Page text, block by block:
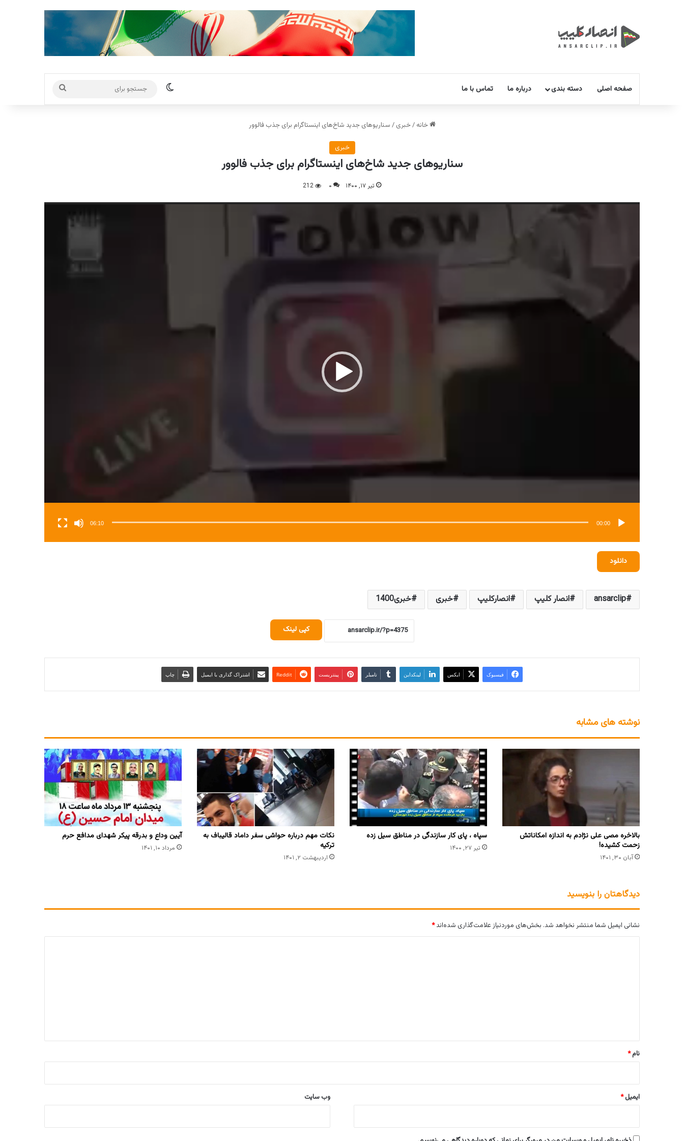
صفحه اصلی دسته بندی درباره ما تماس با ما تغییر پوسته
برای
خانه /خبری / سناریوهای جدید شاخ‌های اینستاگرام برای جذب فالوور
خبری
سناریوهای جدید شاخ‌های اینستاگرام برای جذب فالوور
تیر ۱۷, ۱۴۰۰ ۰ 212
نمایشگر
00:00
06:10
دانلود
ansarclip انصار کلیپ انصارکلیپ خبری خبری1400
کپی لینک
فیسبوک ایکس لینکداین تامبلر پینتریست Reddit اشتراک گذاری با ایمیل چاپ
نوشته های مشابه
بالاخره مصی علی نژادم به اندازه امکاناتش
زحمت کشیده!
آبان ۳۰, ۱۴۰۱
سپاه ، پای کار سازندگی در مناطق سیل زده
تیر ۲۷, ۱۴۰۰
نکات مهم درباره حواشی سفر داماد قالیباف به
ترکیه
اردیبهشت ۲, ۱۴۰۱
آیین وداع و بدرقه پیکر شهدای مدافع حرم
مرداد ۱۰, ۱۴۰۱
دیدگاهتان را بنویسید
نشانی ایمیل شما منتشر نخواهد شد. بخش‌های موردنیاز علامت‌گذاری شده‌اند*
نام*
ایمیل* وب‌ سایت